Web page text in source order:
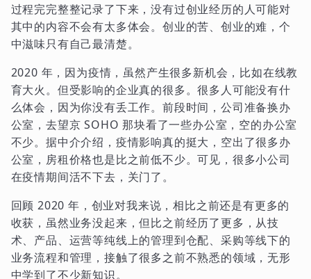
过程完完整整记录了下来，没有过创业经历的人可能对
其中的内容不会有太多体会。创业的苦、创业的难，个
中滋味只有自己最清楚。
2020 年，因为疫情，虽然产生很多新机会，比如在线教
育大火。但受影响的企业真的很多。很多人可能没有什
么体会，因为你没有丢工作。前段时间，公司准备换办
公室，去望京 SOHO 那块看了一些办公室，空的办公室
不少。据中介介绍，疫情影响真的挺大，空出了很多办
公室，房租价格也是比之前低不少。可见，很多小公司
在疫情期间活不下去，关门了。
回顾 2020 年，创业对我来说，相比之前还是有更多的
收获，虽然业务没起来，但比之前经历了更多，从技
术、产品、运营等纯线上的管理到仓配、采购等线下的
业务流程和管理，接触了很多之前不熟悉的领域，无形
中学到了不少新知识。